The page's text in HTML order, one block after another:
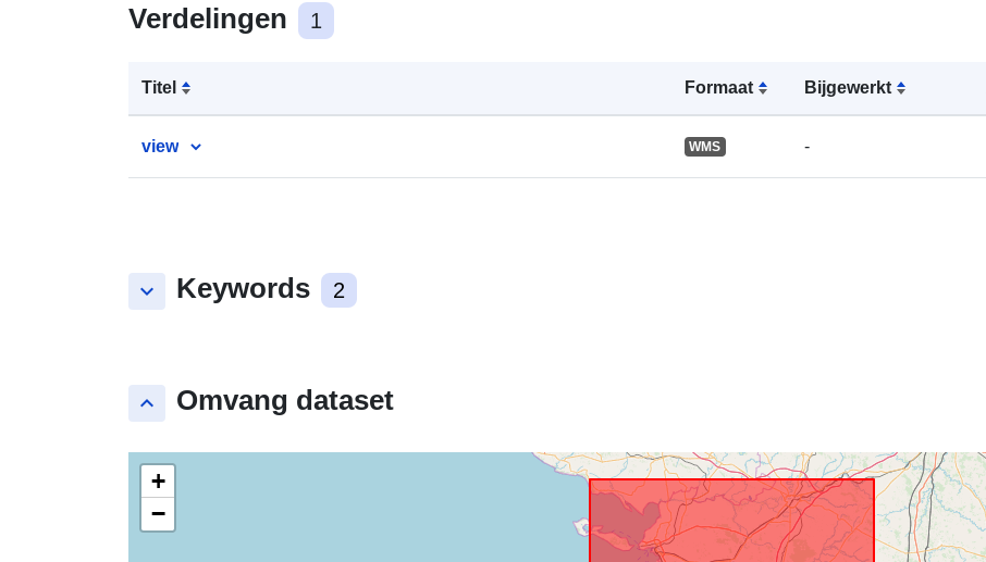
Verdelingen 1
Titel Formaat Bijgewerkt
view WMS -
keyboard_arrow_down Keywords 2
keyboard_arrow_up Omvang dataset
+
−
uriRef: